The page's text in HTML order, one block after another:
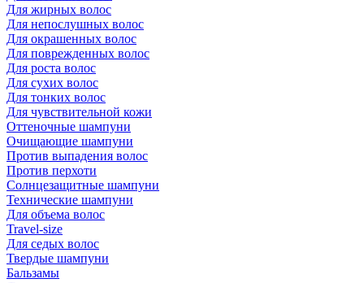
Для жирных волос
Для непослушных волос
Для окрашенных волос
Для поврежденных волос
Для роста волос
Для сухих волос
Для тонких волос
Для чувствительной кожи
Оттеночные шампуни
Очищающие шампуни
Против выпадения волос
Против перхоти
Солнцезащитные шампуни
Технические шампуни
Для объема волос
Travel-size
Для седых волос
Твердые шампуни
Бальзамы